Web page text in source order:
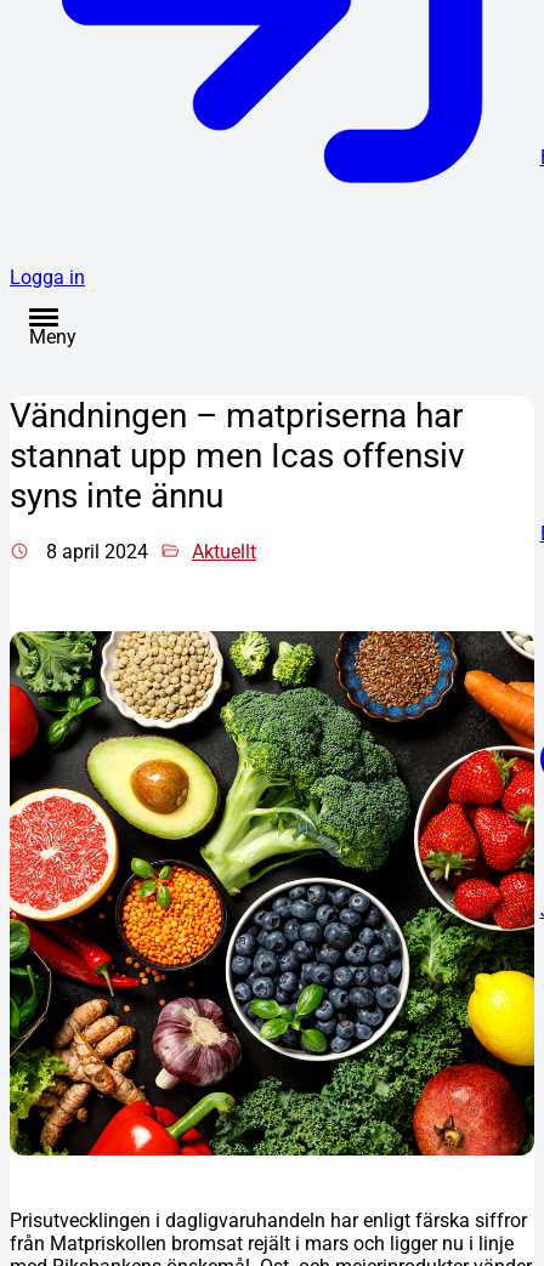
Logga in
Meny
Vändningen – matpriserna har
stannat upp men Icas offensiv
syns inte ännu
8 april 2024 Aktuellt
Prisutvecklingen i dagligvaruhandeln har enligt färska siffror
från Matpriskollen bromsat rejält i mars och ligger nu i linje